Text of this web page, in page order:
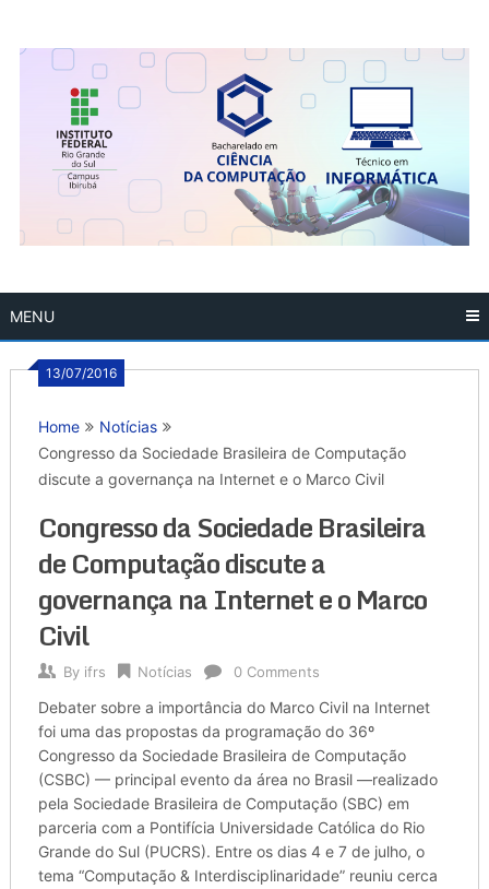
MENU
13/07/2016
Home
Notícias
Congresso da Sociedade Brasileira de Computação
discute a governança na Internet e o Marco Civil
Congresso da Sociedade Brasileira
de Computação discute a
governança na Internet e o Marco
Civil
By ifrs Notícias 0 Comments
Debater sobre a importância do Marco Civil na Internet
foi uma das propostas da programação do 36º
Congresso da Sociedade Brasileira de Computação
(CSBC) — principal evento da área no Brasil —realizado
pela Sociedade Brasileira de Computação (SBC) em
parceria com a Pontifícia Universidade Católica do Rio
Grande do Sul (PUCRS). Entre os dias 4 e 7 de julho, o
tema “Computação & Interdisciplinaridade” reuniu cerca